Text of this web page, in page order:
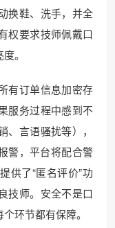
换鞋、洗手，并全
权要求技师佩戴口
。
有订单信息加密存
服务过程中感到不
言语骚扰等），
警，平台将配合警
供了“匿名评价”功
技师。安全不是口
环节都有保障。